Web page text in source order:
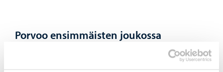
Porvoo ensimmäisten joukossa
Kaupunginhallitus päätti kokouksessaan 20. toukokuuta